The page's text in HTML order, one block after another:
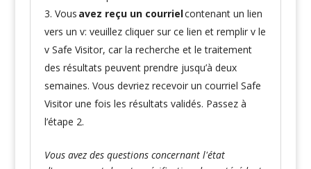
Vous avez reçu un courrielcontenant un lien
vers un v: veuillez cliquer sur ce lien et remplir v le
v Safe Visitor, car la recherche et le traitement
des résultats peuvent prendre jusqu’à deux
semaines. Vous devriez recevoir un courriel Safe
Visitor une fois les résultats validés. Passez à
l’étape 2.
Vous avez des questions concernant l'état